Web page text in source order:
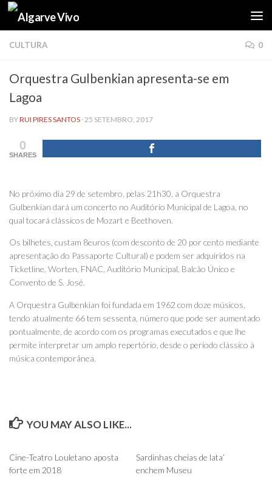
Skip to content
CULTURA 0
Orquestra Gulbenkian apresenta-se em
Lagoa
BYRUI PIRES SANTOS ·25 SETEMBRO, 2017
0
SHARES
No próximo dia 29 de setembro, pelas 21h30, a Orquestra
Gulbenkian dará um concerto no Auditório Municipal de Lagoa, no
qual tocará clássicos de Mozart e Beethoven.
Os bilhetes, custam 8euros (com desconto de 20 por cento mediante
apresentação do Passaporte Cultural) e podem ser adquiridos na
Ticketline, Worten, FNAC, Auditório Municipal, Balcão Único e
Convento de S. José.
A Orquestra Gulbenkian foi fundada em 1962 com doze músicos,
tendo atualmente 66 tem sessenta, número que pode ser aumentado
pontualmente, de acordo com os programas executados e que lhe
permite interpretar um amplo repertório, desde o período clássico à
música contemporânea.
YOU MAY ALSO LIKE...
Cine-Teatro Louletano aposta
forte em 2018
Sardinhas cheias de lata’
enchem Museu